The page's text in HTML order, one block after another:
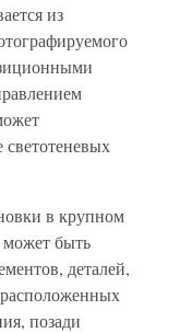
из
светотеневых
в крупном
может быть
деталей,
позади